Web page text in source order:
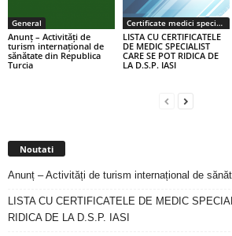
General
Anunț – Activități de
turism internațional de
sănătate din Republica
Turcia
Certificate medici specialiști / primari
LISTA CU CERTIFICATELE
DE MEDIC SPECIALIST
CARE SE POT RIDICA DE
LA D.S.P. IASI
Noutati
Anunț – Activități de turism internațional de
LISTA CU CERTIFICATELE DE MEDIC
RIDICA DE LA D.S.P. IASI